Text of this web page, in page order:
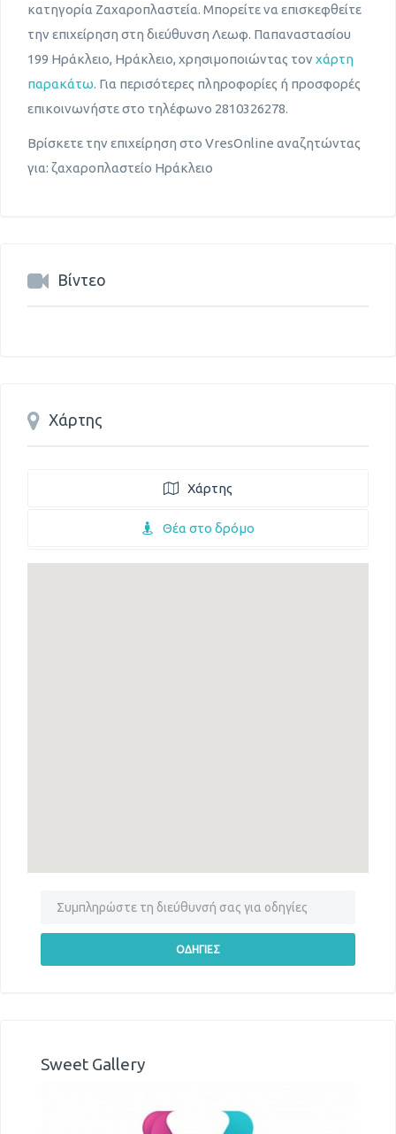
κατηγορία Ζαχαροπλαστεία. Μπορείτε να επισκεφθείτε
την επιχείρηση στη διεύθυνση Λεωφ. Παπαναστασίου
199 Ηράκλειο, Ηράκλειο, χρησιμοποιώντας τον χάρτη
παρακάτω. Για περισότερες πληροφορίες ή προσφορές
επικοινωνήστε στο τηλέφωνο 2810326278.
Βρίσκετε την επιχείρηση στο VresOnline αναζητώντας
για: ζαχαροπλαστείο Ηράκλειο
Βίντεο
Χάρτης
Χάρτης
Θέα στο δρόμο
Sweet Gallery